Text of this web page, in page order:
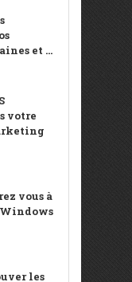
et ...
votre
vous à
les